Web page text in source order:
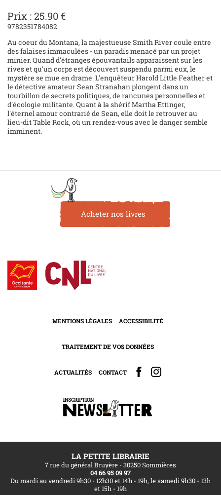
Prix : 25.90 €
9782351784082
Au coeur du Montana, la majestueuse Smith River coule entre
des falaises immaculées - un paradis menacé par un projet
minier. Quand d'étranges épouvantails apparaissent sur les
rives et qu'un corps est découvert suspendu parmi eux, le
mystère se mue en drame. L'enquêteur Harold Little Feather et
le détective amateur Sean Stranahan plongent dans un
tourbillon de secrets politiques, de rancunes personnelles et
d'écologie militante. Quant à la shérif Martha Ettinger,
l'éternel amour contrarié de Sean, elle doit le retrouver au
lieu-dit Table Rock, où un rendez-vous avec le danger semble
imminent.
Acheter nos livres
MENTIONS LÉGALES ACCESSIBILITÉ
TRAITEMENT DE VOS DONNÉES
ACTUALITÉS CONTACT
LA PETITE LIBRAIRIE
7 rue du général Bruyère - 30250 Sommières
04 66 95 09 97
Du mardi au vendredi 9h30 - 12h30 et 14h - 19h, le samedi 9h30 - 13h
et 15h - 19h